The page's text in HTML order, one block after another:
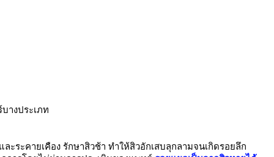
างประเภท
ระคายเคือง รักษาสิวช้า ทำให้สิวอักเสบลุกลามจนเกิดรอยลึก